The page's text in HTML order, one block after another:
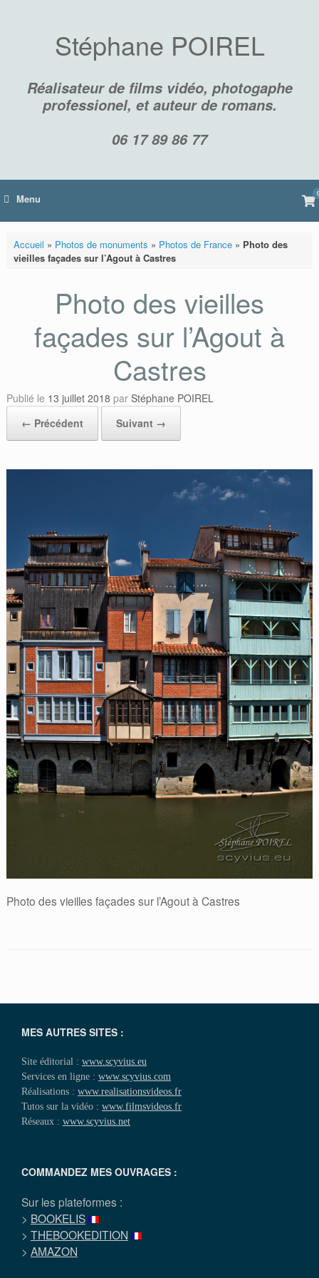
Stéphane POIREL
Réalisateur de films vidéo, photogaphe
professionel, et auteur de romans.
06 17 89 86 77
Menu 0
Accueil » Photos de monuments » Photos de France» Photo des
vieilles façades sur l’Agout à Castres
Photo des vieilles
façades sur l’Agout à
Castres
Publié le 13 juillet 2018 par Stéphane POIREL
← Précédent
Suivant →
Photo des vieilles façades sur l’Agout à Castres
MES AUTRES SITES :
Site éditorial : www.scyvius.eu
Services en ligne : www.scyvius.com
Réalisations : www.realisationsvideos.fr
Tutos sur la vidéo : www.filmsvideos.fr
Réseaux : www.scyvius.net
COMMANDEZ MES OUVRAGES :
Sur les plateformes :
> BOOKELIS
> THEBOOKEDITION
> AMAZON